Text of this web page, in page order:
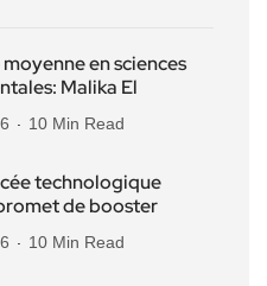
en sciences
Malika El
10 Min Read
technologique
de booster
10 Min Read